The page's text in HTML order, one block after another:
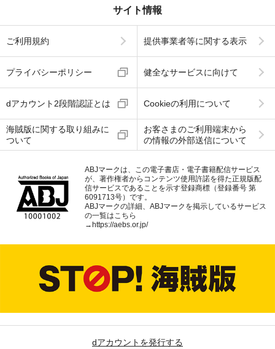
サイト情報
ご利用規約 提供事業者等に関する表示
プライバシーポリシー 健全なサービスに向けて
dアカウント2段階認証とは Cookieの利用について
海賊版に関する取り組みに
ついて
お客さまのご利用端末から
の情報の外部送信について
ABJマークは、この電子書店・電子書籍配信サービス
が、著作権者からコンテンツ使用許諾を得た正規版配
信サービスであることを示す登録商標（登録番号 第
6091713号）です。
ABJマークの詳細、ABJマークを掲示しているサービス
の一覧はこちら
→https://aebs.or.jp/
dアカウントを発行する